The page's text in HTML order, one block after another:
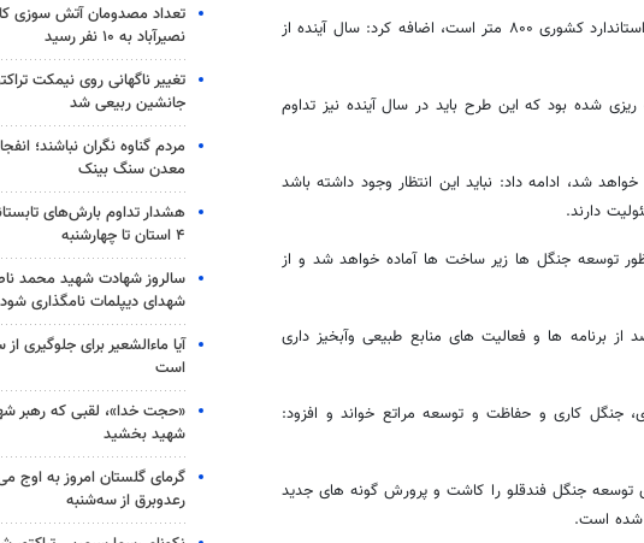
مدیر کل منابع طبیعی و آبخیز داری استان با اذعان به اینکه استاندارد کشوری ۸۰۰ متر است، اضافه کرد: سال آینده از
جنگل کاری برنامه ریزی شده بود که این طرح باید در سال آینده نیز تداوم
شد، ادامه داد: نباید این انتظار وجود داشته باشد
دارند.
توسعه جنگل ها زیر ساخت ها آماده خواهد شد و از
این مسئول به دلیل ضرورت در سال آینده ۴۰ درصد از برنامه ها و فعالیت های منابع طبیعی و‌آبخیز داری
جنگل کاری و حفاظت و توسعه مراتع خواند و افزود:
توسعه جنگل فندقلو را کاشت و پرورش گونه های جدید
تعداد مصدومان آتش سوزی
نصیرآباد به ۱۰ نفر رسید
تغییر ناگهانی روی نیمکت
جانشین ربیعی شد
مردم گناوه نگران نباشند؛
معدن سنگ بینک
هشدار تداوم بارش‌های
۴ استان تا چهارشنبه
سالروز شهادت شهید محمد
شهدای دیپلمات نامگذاری شود
آیا ماءالشعیر برای جلوگیری
است
«حجت خدا»، لقبی که رهبر
شهید بخشید
گرمای گلستان امروز به اوج
رعدوبرق از سه‌شنبه